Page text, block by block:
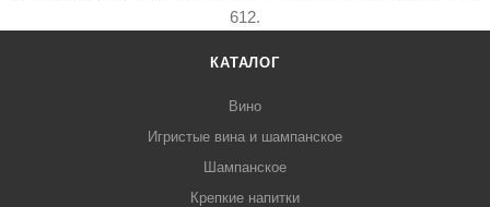
612.
КАТАЛОГ
Вино
Игристые вина и шампанское
Шампанское
Крепкие напитки